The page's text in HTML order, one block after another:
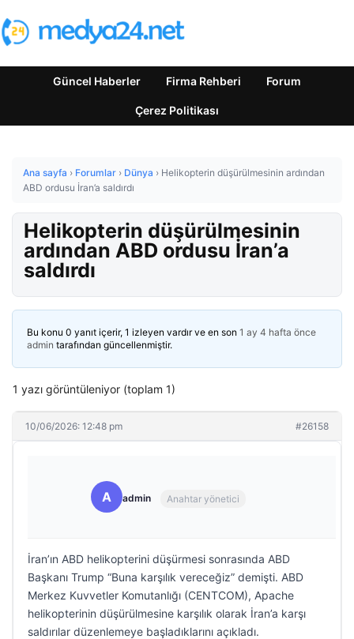
Güncel Haberler Firma Rehberi Forum
Çerez Politikası
Ana sayfa › Forumlar › Dünya › Helikopterin düşürülmesinin ardından
ABD ordusu İran’a saldırdı
Helikopterin düşürülmesinin
ardından ABD ordusu İran’a
saldırdı
Bu konu 0 yanıt içerir, 1 izleyen vardır ve en son 1 ay 4 hafta önce
admin tarafından güncellenmiştir.
1 yazı görüntüleniyor (toplam 1)
10/06/2026: 12:48 pm #26158
A admin Anahtar yönetici
İran’ın ABD helikopterini düşürmesi sonrasında ABD
Başkanı Trump “Buna karşılık vereceğiz” demişti. ABD
Merkez Kuvvetler Komutanlığı (CENTCOM), Apache
helikopterinin düşürülmesine karşılık olarak İran’a karşı
saldırılar düzenlemeye başladıklarını açıkladı.